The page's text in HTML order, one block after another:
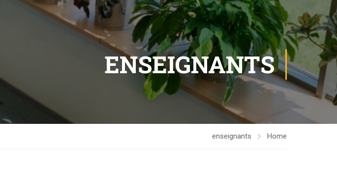
ENSEIGNANTS
Home
enseignants